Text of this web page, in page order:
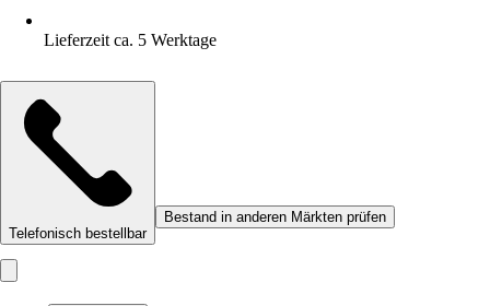
Lieferzeit ca. 5 Werktage
Telefonisch bestellbar
Bestand in anderen Märkten prüfen